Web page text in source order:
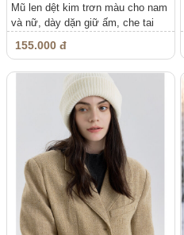
Mũ len dệt kim trơn màu cho nam
và nữ, dày dặn giữ ấm, che tai
155.000 đ